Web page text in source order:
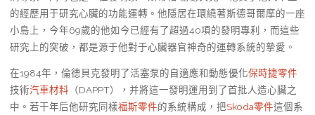
的經歷用于研究心臟的功能運轉。他隱居在環繞著斯德哥爾摩的一座
小島上，今年69歲的他如今已經有了超過40項的發明專利，而這些
研究上的突破，都是源于他對于心臟器官神奇的運轉系統的摯愛。
在1984年，倫德貝克發明了活塞泵的自適應和動態優化保時捷零件
技術汽車材料 （DAPPT），并將這一發明運用到了首批人造心臟之
中。若干年后他研究同樣福斯零件的系統構成，把Skoda零件這個系